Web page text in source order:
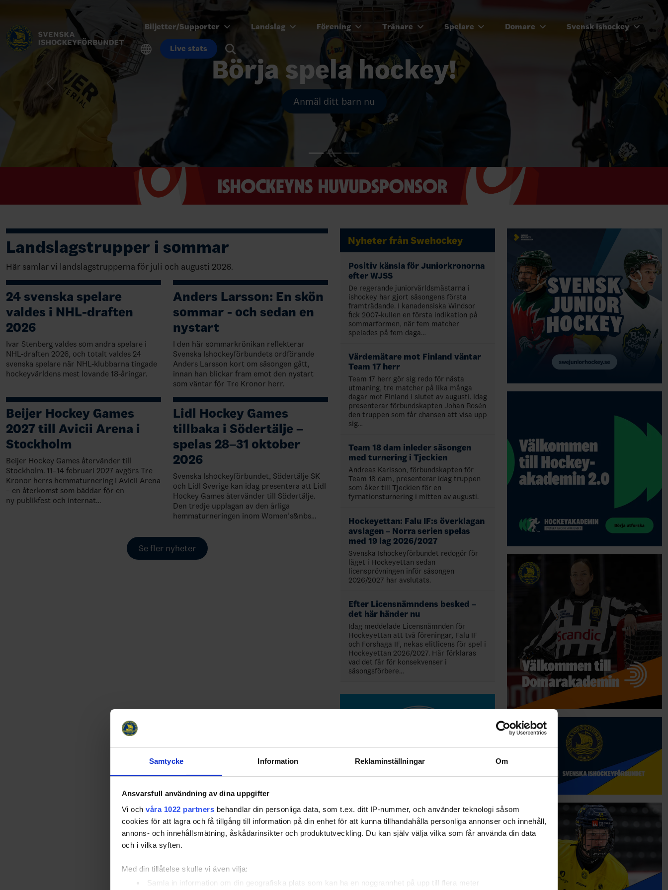
Samtycke Information Reklaminställningar Om
Ansvarsfull användning av dina uppgifter
Vi och våra 1022 partners behandlar din personliga data, som t.ex. ditt IP-nummer, och använder teknologi såsom
cookies för att lagra och få tillgång till information på din enhet för att kunna tillhandahålla personliga annonser och innehåll,
annons- och innehållsmätning, åskådarinsikter och produktutveckling. Du kan själv välja vilka som får använda din data
och i vilka syften.
Med din tillåtelse skulle vi även vilja:
Samla in information om din geografiska plats som kan ha en noggrannhet på upp till flera meter
Biljetter/Supporter Landslag Förening Tränare Spelare Domare Svensk ishockey
Live stats
Börja spela hockey!
Anmäl ditt barn nu
Previous Next
Landslagstrupper i sommar
Här samlar vi landslagstrupperna för juli och augusti 2026.
24 svenska spelare
valdes i NHL-draften
2026
Ivar Stenberg valdes som andra spelare i
NHL-draften 2026, och totalt valdes 24
svenska spelare när NHL-klubbarna tingade
hockeyvärldens mest lovande 18-åringar.
Anders Larsson: En skön
sommar - och sedan en
nystart
I den här sommarkrönikan reflekterar
Svenska Ishockeyförbundets ordförande
Anders Larsson kort om säsongen gått,
innan han blickar fram emot den nystart
som väntar för Tre Kronor herr.
Beijer Hockey Games
2027 till Avicii Arena i
Stockholm
Beijer Hockey Games återvänder till
Stockholm. 11–14 februari 2027 avgörs Tre
Kronor herrs hemmaturnering i Avicii Arena
– en återkomst som bäddar för en
ny publikfest och internat…
Lidl Hockey Games
tillbaka i Södertälje –
spelas 28–31 oktober
2026
Svenska Ishockeyförbundet, Södertälje SK
och Lidl Sverige kan idag presentera att Lidl
Hockey Games återvänder till Södertälje.
Den tredje upplagan av den årliga
hemmaturneringen inom Women’s&nbs…
Se fler nyheter
Nyheter från Swehockey
Positiv känsla för Juniorkronorna
efter WJSS
De regerande juniorvärldsmästarna i
ishockey har gjort säsongens första
framträdande. I kanadensiska Windsor
fick 2007-kullen en första indikation på
sommarformen, när fem matcher
spelades på fem daga…
Värdemätare mot Finland väntar
Team 17 herr
Team 17 herr gör sig redo för nästa
utmaning, tre matcher på lika många
dagar mot Finland i slutet av augusti. Idag
presenterar förbundskapten Johan Rosén
den truppen som får chansen att visa upp
sig…
Team 18 dam inleder säsongen
med turnering i Tjeckien
Andreas Karlsson, förbundskapten för
Team 18 dam, presenterar idag truppen
som åker till Tjeckien för en
fyrnationsturnering i mitten av augusti.
Hockeyettan: Falu IF:s överklagan
avslagen – Norra serien spelas
med 19 lag 2026/2027
Svenska Ishockeyförbundet redogör för
läget i Hockeyettan sedan
licensprövningen inför säsongen
2026/2027 har avslutats.
Efter Licensnämndens besked –
det här händer nu
Idag meddelade Licensnämnden för
Hockeyettan att två föreningar, Falu IF
och Forshaga IF, nekas elitlicens för spel i
Hockeyettan 2026/2027. Här förklaras
vad det får för konsekvenser i
säsongsförbere…
Presskonferens: